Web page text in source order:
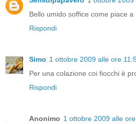
Bello umido soffice come piace a
Rispondi
Simo 1 ottobre 2009 alle ore
Per una colazione coi fiocchi è
Rispondi
Anonimo 1 ottobre 2009 alle